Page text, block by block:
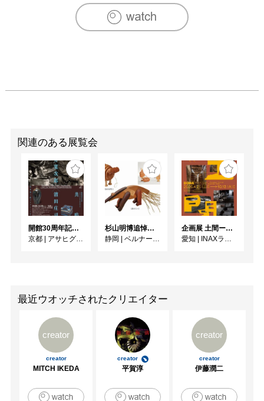
関連のある展覧会
開館30周年記念 山本爲三郎・河井寬次郎没後60年記念 「共鳴 河井寬次郎 × 濱田庄司 ー山本爲三郎コレクションより」
京都
アサヒグループ大山崎山荘美術館
杉山明博追悼展 木とわたし―木工の妙技と美術教育
静岡
ベルナール・ビュフェ美術館
企画展 土間ーつくって、つかって、再発見ー
愛知
INAXライブミュージアム
最近ウオッチされたクリエイター
creator
creator
MITCH IKEDA
creator
平賀淳
creator
creator
伊藤潤二